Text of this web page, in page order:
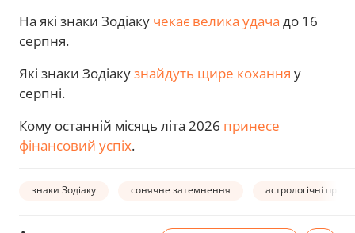
На які знаки Зодіаку чекає велика удача до 16
серпня.
Які знаки Зодіакузнайдуть щире кохання у
серпні.
Кому останній місяць літа 2026 принесе
фінансовий успіх.
знаки Зодіаку сонячне затемнення астрологічні